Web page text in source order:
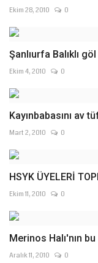
Ekim 28, 2010 0
Şanlıurfa Balıklı
Ekim 4, 2010 0
Kayınbabasını av
Mart 2, 2010 0
HSYK ÜYELERİ
Ekim 11, 2010 0
Merinos Halı'nın
Aralık 11, 2010 0